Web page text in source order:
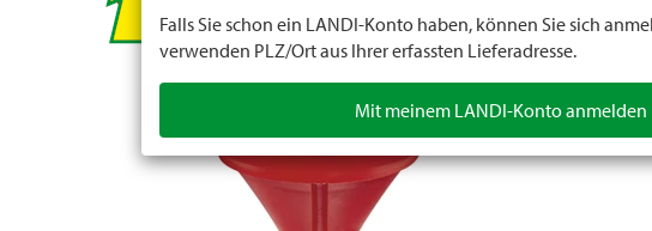
Falls Sie schon ein LANDI-Konto haben, können Sie sich
verwenden PLZ/Ort aus Ihrer erfassten Lieferadresse.
Mit meinem LANDI-Konto anmelden